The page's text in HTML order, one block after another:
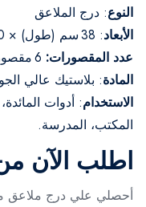
النوع: درج الملاعق
الأبعاد: 38 سم (طول) × 30 سم (عرض) × 7 سم (ارتفاع).
عدد المقصورات:
المادة: بلاستيك عالي
الاستخدام: أدوات
المكتب، المدرسة.
اطلب الآن
أحصلي علي درج ملاعق